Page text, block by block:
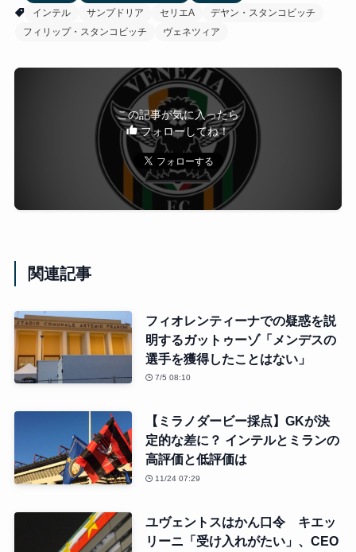
インテル サンプドリア セリエA
デヤン・スタンコビッチ
フィリップ・スタンコビッチ
ヴェネツィア
この記事が気に入ったら
フォローしてね！
関連記事
フィオレンティーナでの疑惑を説
明するガットゥーゾ「メンデスの
選手を獲得したことはない」
7/5 08:10
【ミラノダービー採点】GKが決
定的な差に？ インテルとミランの
高評価と低評価は
11/24 07:29
ユヴェントスはかん口令 キエッ
リーニ「受け入れがたい」、CEO